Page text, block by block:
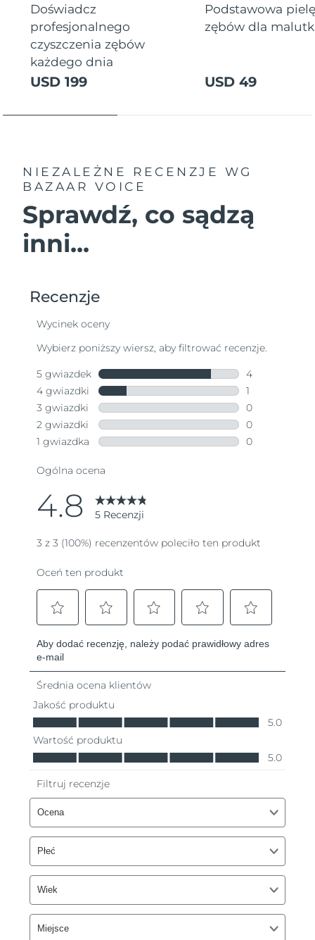
Doświadcz
profesjonalnego
czyszczenia zębów
każdego dnia
USD 199
Podstawowa
zębów dla
USD 49
NIEZALEŻNE RECENZJE
WG
BAZAAR VOICE
Sprawdź, co sądzą
inni...